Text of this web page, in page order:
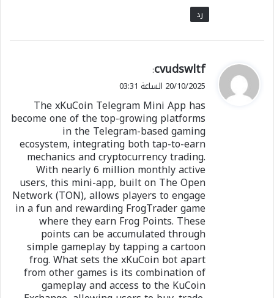
رد
ي
ق
ل
cvudswltf
:
20/10/2025 الساعة 03:31
The xKuCoin Telegram Mini App has
become one of the top-growing platforms
in the Telegram-based gaming
ecosystem, integrating both tap-to-earn
mechanics and cryptocurrency trading.
With nearly 6 million monthly active
users, this mini-app, built on The Open
Network (TON), allows players to engage
in a fun and rewarding FrogTrader game
where they earn Frog Points. These
points can be accumulated through
simple gameplay by tapping a cartoon
frog. What sets the xKuCoin bot apart
from other games is its combination of
gameplay and access to the KuCoin